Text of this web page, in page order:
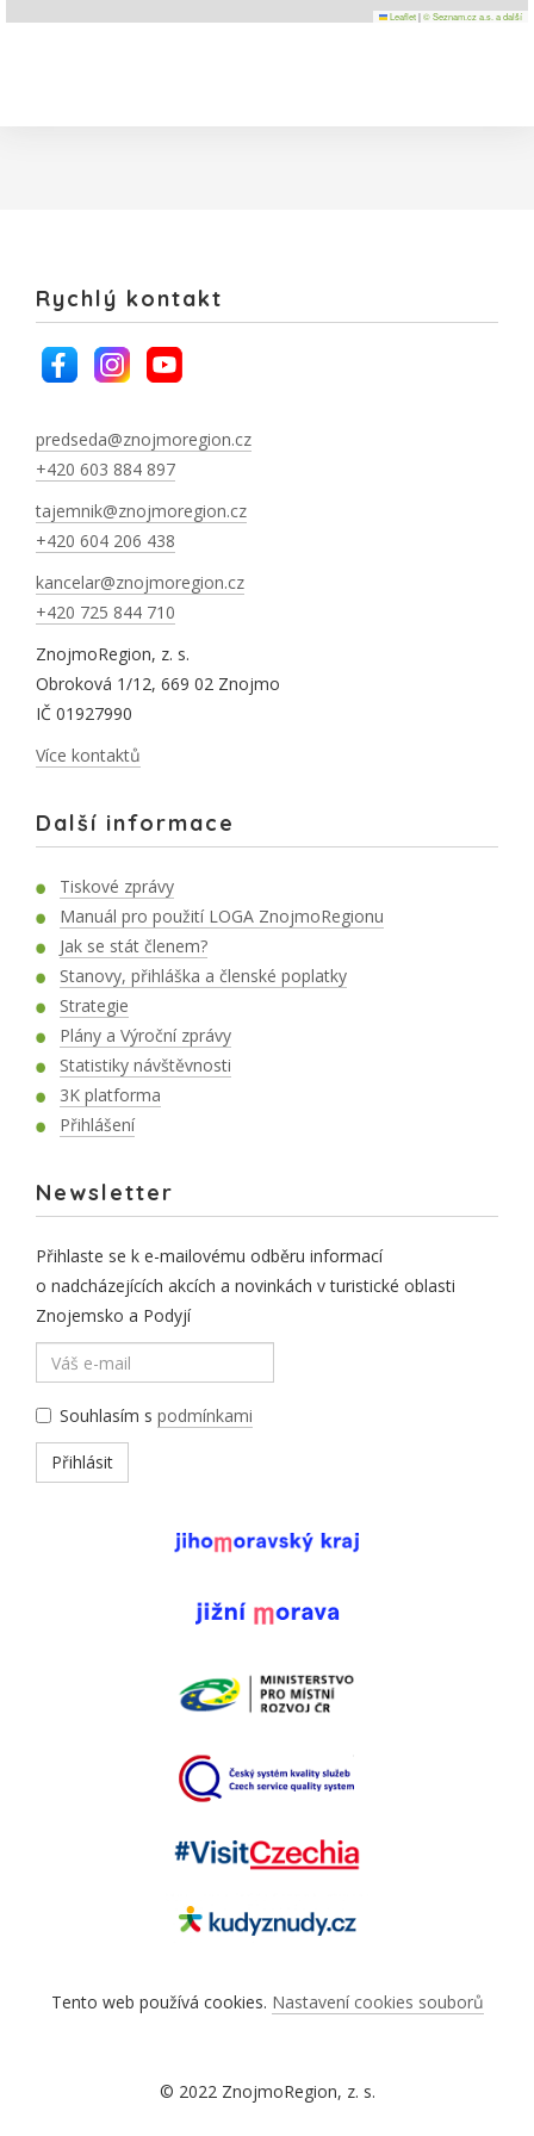
Leaflet|© Seznam.cz a.s. a další
Rychlý kontakt
predseda@znojmoregion.cz
+420 603 884 897
tajemnik@znojmoregion.cz
+420 604 206 438
kancelar@znojmoregion.cz
+420 725 844 710
ZnojmoRegion, z. s.
Obroková 1/12, 669 02 Znojmo
IČ 01927990
Více kontaktů
Další informace
Tiskové zprávy
Manuál pro použití LOGA ZnojmoRegionu
Jak se stát členem?
Stanovy, přihláška a členské poplatky
Strategie
Plány a Výroční zprávy
Statistiky návštěvnosti
3K platforma
Přihlášení
Newsletter
Přihlaste se k e-mailovému odběru informací
o nadcházejících akcích a novinkách v turistické oblasti
Znojemsko a Podyjí
Souhlasím s podmínkami
Přihlásit
Tento web používá cookies. Nastavení cookies souborů
© 2022 ZnojmoRegion, z. s.